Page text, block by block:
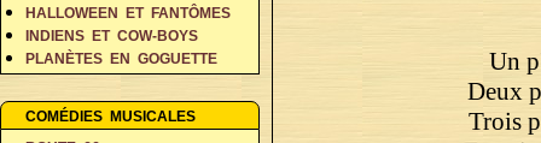
HALLOWEEN ET FANTÔMES
INDIENS ET COW-BOYS
PLANÈTES EN GOGUETTE
RÊVES ET FANTAISIE
COMÉDIES MUSICALES
Un
Deux
Trois